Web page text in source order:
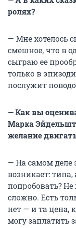
ролях?
— Мне хотелось
смешное, что в
сыграю ее
только в
послужит
— Как вы
Марка
желание
— На самом деле
возникает: типа,
попробовать? Не
сложно. Есть
нет — и та цена,
могу заплатить